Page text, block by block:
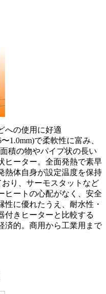
への使用に好適
1.0mm)で柔軟性に富み、
積の物やパイプ状の長い
ヒーター。全面発熱で素早
熱体自身が設定温度を保持
り、サーモスタットなど
ヒートの心配がなく、安全
に優れたうえ、耐水性・
付きヒーターと比較する
済的。商用から工業用まで